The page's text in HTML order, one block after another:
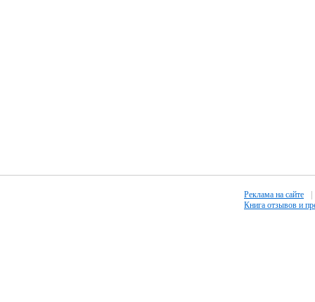
Реклама на сайте
Книга отзывов и